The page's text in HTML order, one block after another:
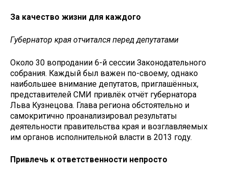
За качество жизни для каждого
Губернатор края отчитался перед депутатами
Около 30 вопродании 6-й сессии Законодательного
собрания. Каждый был важен по-своему, однако
наибольшее внимание депутатов, приглашённых,
представителей СМИ привлёк отчёт губернатора
Льва Кузнецова. Глава региона обстоятельно и
самокритично проанализировал результаты
деятельности правительства края и возглавляемых
им органов исполнительной власти в 2013 году.
Привлечь к ответственности непросто